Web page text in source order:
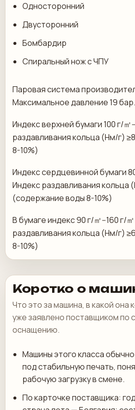
Односторонний
Двусторонний
Бомбардир
Спиральный нож с ЧПУ
Паровая система
Максимальное давление 19
Индекс верхней бумаги 100 г/㎡
раздавливания кольца (Нм/г)
8-10%)
Индекс сердцевинной бумаги
Индекс раздавливания кольца
(содержание воды 8-10%)
В бумаге индекс 90 г/㎡--160 г/
раздавливания кольца (Нм/г)
8-10%)
Коротко о
Что это за машина, в какой она
уже заявлено поставщиком по
оснащению.
Машины этого класса
под стабильную печать,
рабочую загрузку в смене.
По карточке поставщика: